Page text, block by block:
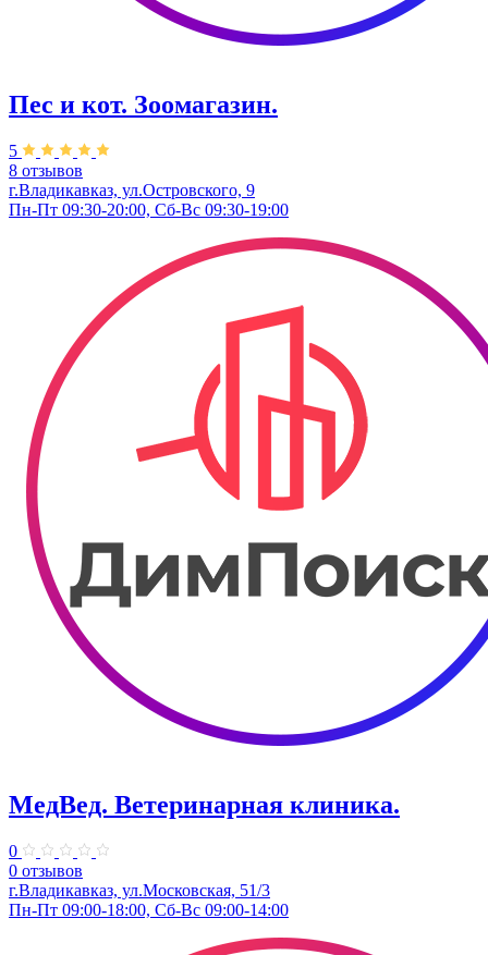
Пес и кот. Зоомагазин.
5
8 отзывов
г.Владикавказ, ул.Островского, 9
Пн-Пт 09:30-20:00, Сб-Вс 09:30-19:00
МедВед. ​Ветеринарная клиника.
0
0 отзывов
г.Владикавказ, ул.Московская, 51/3
Пн-Пт 09:00-18:00, Сб-Вс 09:00-14:00